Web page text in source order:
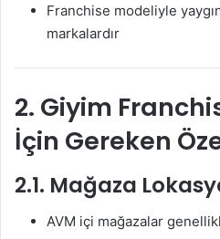
Franchise modeliyle
markalardır
2. Giyim
İçin Gereken
2.1. Mağaza
AVM içi mağazalar